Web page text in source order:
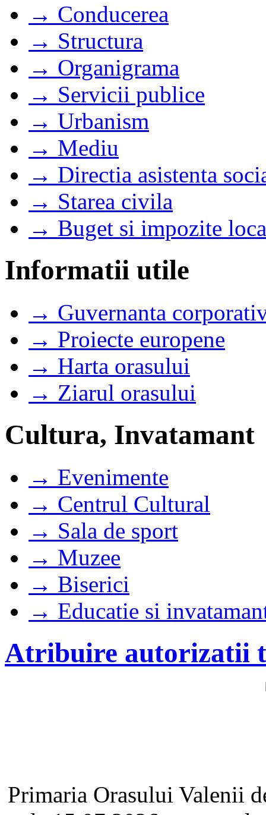
→ Conducerea
→ Structura
→ Organigrama
→ Servicii publice
→ Urbanism
→ Mediu
→ Directia asistenta
→ Starea civila
→ Buget si impozite
Informatii utile
→ Guvernanta
→ Proiecte europene
→ Harta orasului
→ Ziarul orasului
Cultura, Invatamant
→ Evenimente
→ Centrul Cultural
→ Sala de sport
→ Muzee
→ Biserici
→ Educatie si
Atribuire autorizatii
Primaria Orasului Valenii